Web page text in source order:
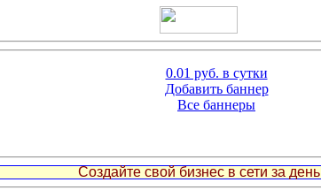
0.01 руб. в сутки
Добавить баннер
Все баннеры
Создайте свой бизнес в сети за день